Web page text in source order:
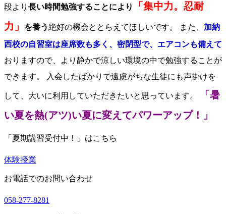
段より 長い時間勉強することにより
「集中力。忍耐
力」
を養う絶好の機会ととらえてほしいです。 また、 加納
西校の自習室は座席数も多く、密閉型で、エアコンも備えて
おりますので、より静かで涼しい環境の中で勉強することが
できます。 入会したばかりで遠慮がちな生徒にも声掛けを
して、大いに利用していただきたいと思っています。
「暑
い夏を熱(アツ)い夏に変えてパワーアップ！」
「夏期講習受付中！」はこちら
体験授業
お電話でのお問い合わせ
058-277-8281